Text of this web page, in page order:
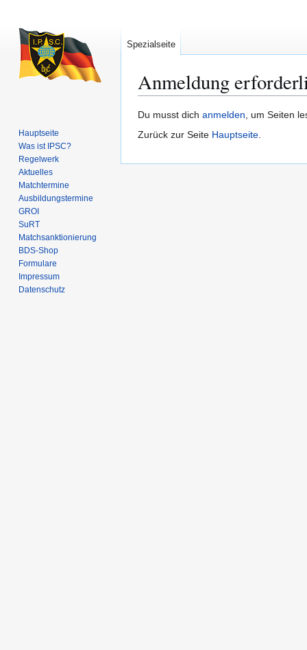
Anmeldung
Zur
Navigation
Zur
Suche
Du musst dich anmelden, um Seiten
Zurück zur Seite Hauptseite.
Spezialseite
Hauptseite
Was ist IPSC?
Regelwerk
Aktuelles
Matchtermine
Ausbildungs­termine
GROI
SuRT
Match­sanktionierung
BDS-Shop
Formulare
Impressum
Datenschutz